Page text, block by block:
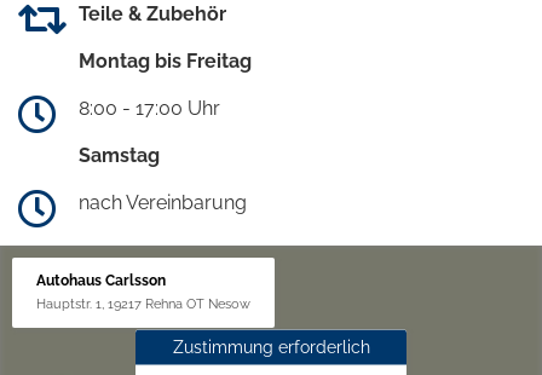
Teile & Zubehör
Montag bis Freitag
8:00 - 17:00 Uhr
Samstag
nach Vereinbarung
Autohaus Carlsson
Hauptstr. 1, 19217 Rehna OT Nesow
Zustimmung erforderlich